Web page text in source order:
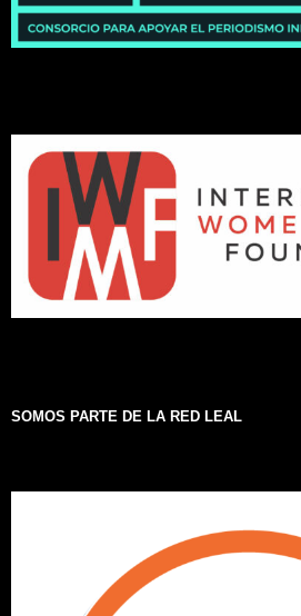
SOMOS PARTE DE LA RED LEAL